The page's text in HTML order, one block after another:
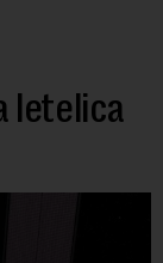
letelica